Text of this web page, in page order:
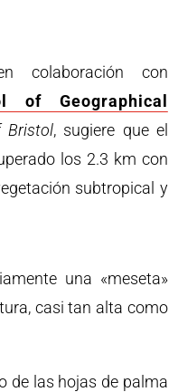
colaboración con
of Geographical
Bristol, sugiere que el
los 2.3 km con
subtropical y
una «meseta»
casi tan alta como
de las hojas de palma